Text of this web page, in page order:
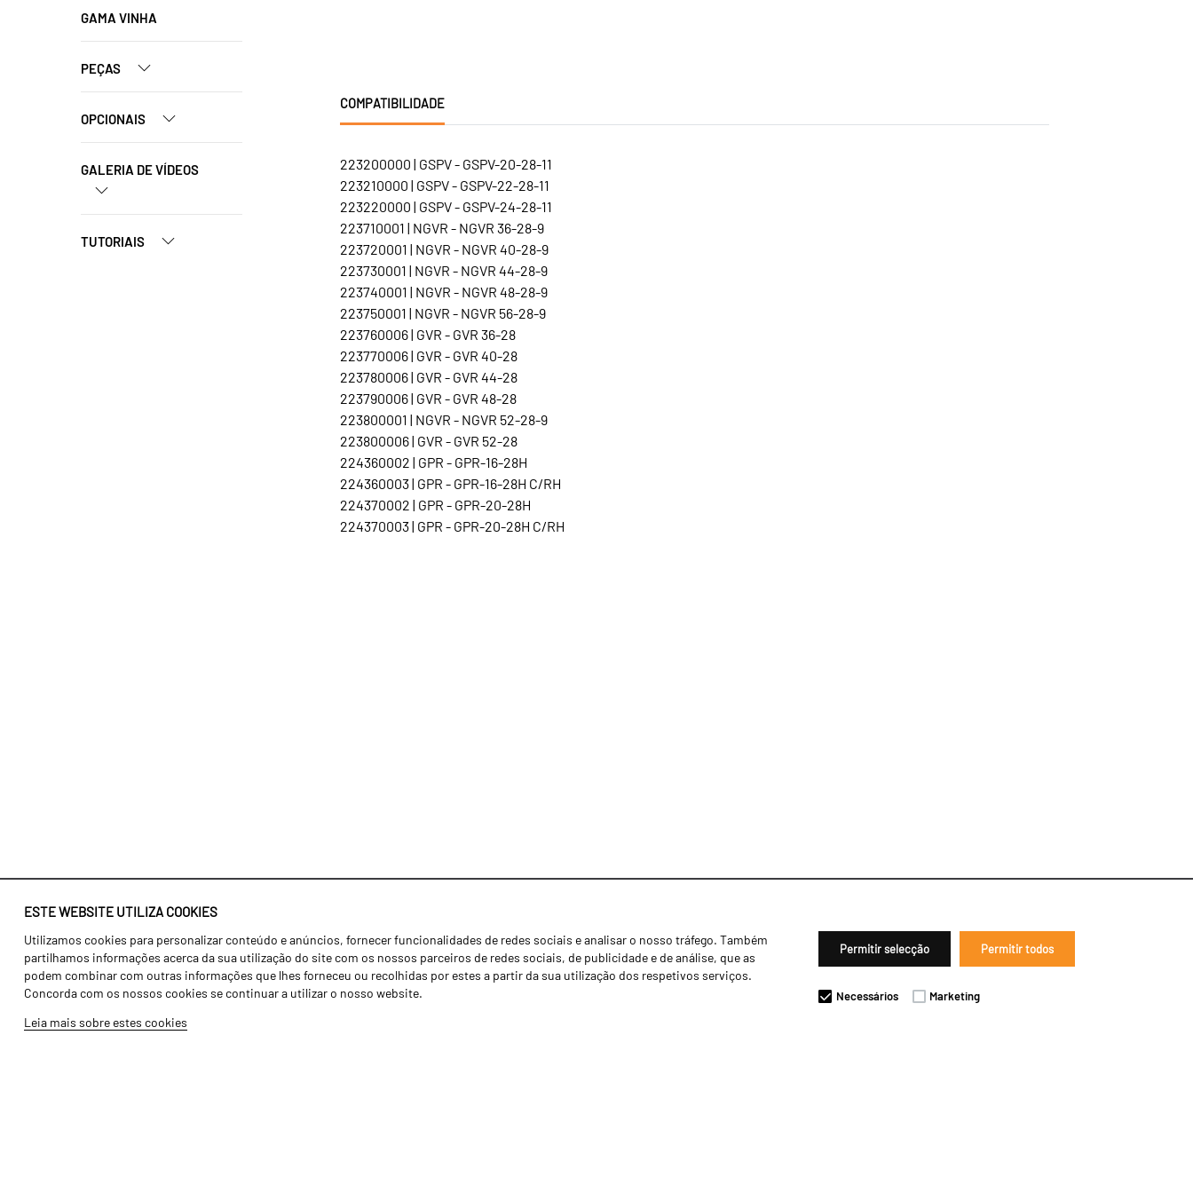
ESTE WEBSITE UTILIZA COOKIES
Utilizamos cookies para personalizar conteúdo e anúncios, fornecer funcionalidades de redes sociais e analisar o nosso tráfego. Também
partilhamos informações acerca da sua utilização do site com os nossos parceiros de redes sociais, de publicidade e de análise, que as
podem combinar com outras informações que lhes forneceu ou recolhidas por estes a partir da sua utilização dos respetivos serviços.
Concorda com os nossos cookies se continuar a utilizar o nosso website.
Leia mais sobre estes cookies
Permitir selecção Permitir todos
Necessários Marketing
GAMA VINHA
PEÇAS
OPCIONAIS
GALERIA DE VÍDEOS
TUTORIAIS
COMPATIBILIDADE
223200000 | GSPV - GSPV-20-28-11
223210000 | GSPV - GSPV-22-28-11
223220000 | GSPV - GSPV-24-28-11
223710001 | NGVR - NGVR 36-28-9
223720001 | NGVR - NGVR 40-28-9
223730001 | NGVR - NGVR 44-28-9
223740001 | NGVR - NGVR 48-28-9
223750001 | NGVR - NGVR 56-28-9
223760006 | GVR - GVR 36-28
223770006 | GVR - GVR 40-28
223780006 | GVR - GVR 44-28
223790006 | GVR - GVR 48-28
223800001 | NGVR - NGVR 52-28-9
223800006 | GVR - GVR 52-28
224360002 | GPR - GPR-16-28H
224360003 | GPR - GPR-16-28H C/RH
224370002 | GPR - GPR-20-28H
224370003 | GPR - GPR-20-28H C/RH
Identidade
História
Fábrica / Produção
Recursos Humanos
Agricultura
Transportes
Gama Floresta
Notícias
Concessionários